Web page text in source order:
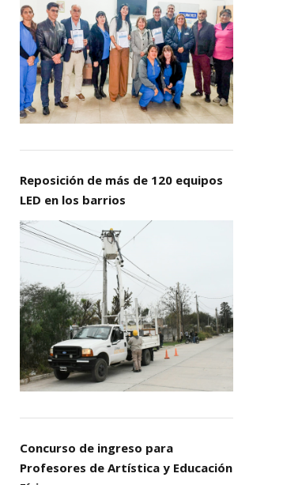
Reposición de más de 120 equipos
LED en los barrios
Concurso de ingreso para
Profesores de Artística y Educación